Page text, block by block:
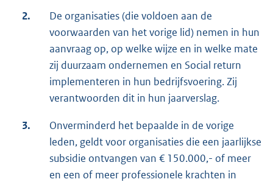
2.
De organisaties (die voldoen aan de
voorwaarden van het vorige lid) nemen in hun
aanvraag op, op welke wijze en in welke mate
zij duurzaam ondernemen en Social return
implementeren in hun bedrijfsvoering. Zij
verantwoorden dit in hun jaarverslag.
3.
Onverminderd het bepaalde in de vorige
leden, geldt voor organisaties die een jaarlijkse
subsidie ontvangen van € 150.000,- of meer
en een of meer professionele krachten in